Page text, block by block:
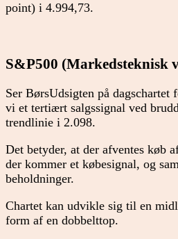
point) i 4.994,73.
S&P500 (Markedsteknisk
Ser BørsUdsigten på dagschartet
vi et tertiært salgssignal ved
trendlinie i 2.098.
Det betyder, at der afventes køb
der kommer et købesignal, og
beholdninger.
Chartet kan udvikle sig til en
form af en dobbelttop.